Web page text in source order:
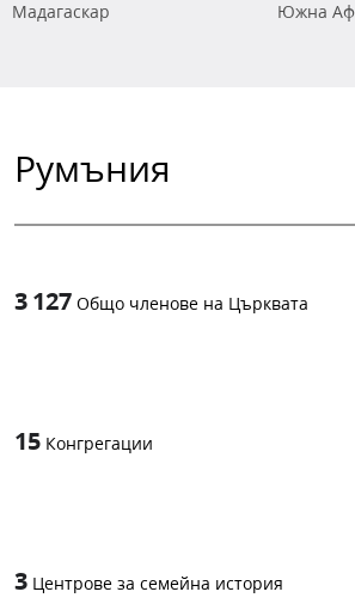
Мадагаскар
Южна
Румъния
3 127 Общо членове на Църквата
15 Конгрегации
3 Центрове за семейна история